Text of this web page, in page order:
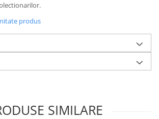
3Dprodus
SIMILARE